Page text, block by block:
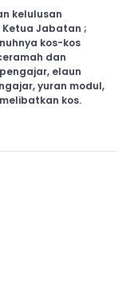
kelulusan
Ketua Jabatan ;
kos-kos
dan
elaun
yuran modul,
kos.